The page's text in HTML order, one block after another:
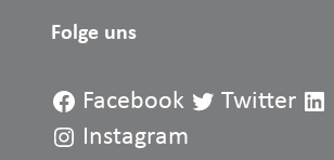
Folge uns
Facebook Twitter
Instagram